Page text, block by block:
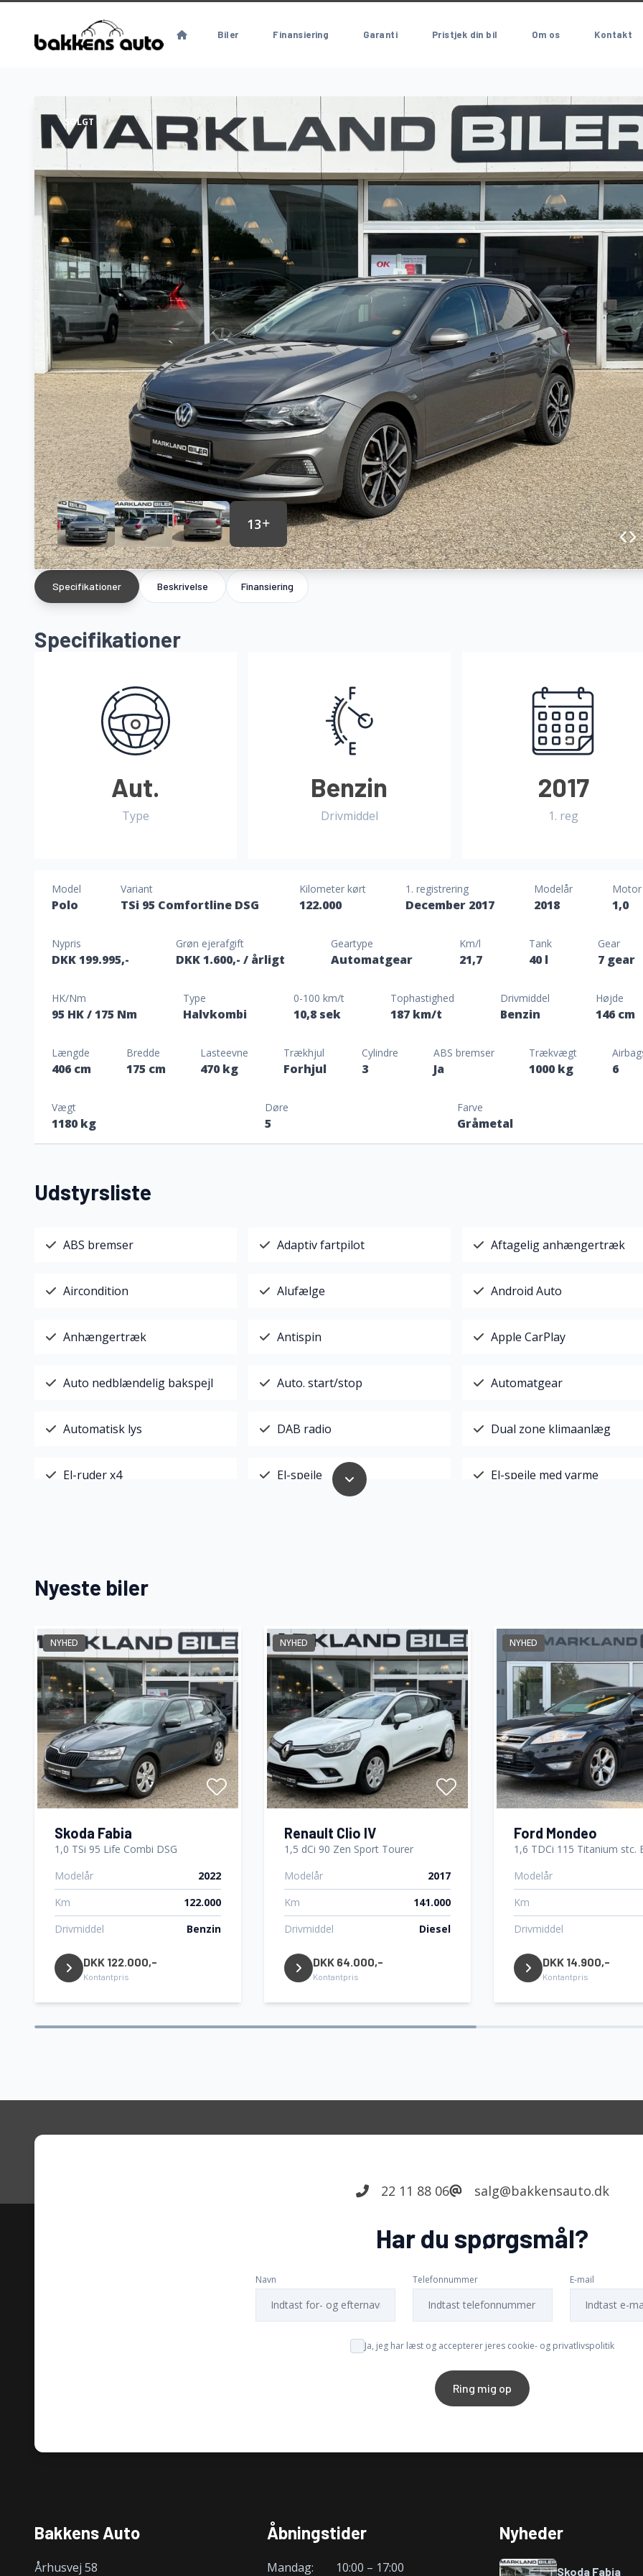
Biler Finansiering Garanti Pristjek din bil Om os Kontakt
SOLGT
13
Specifikationer Beskrivelse Finansiering
Specifikationer
Aut.
Type
Benzin
Drivmiddel
2017
1. reg
Model
Polo
Variant
TSi 95 Comfortline DSG
Kilometer kørt
122.000
1. registrering
December 2017
Modelår
2018
Motor
1,0
Nypris
DKK 199.995,-
Grøn ejerafgift
DKK 1.600,- / årligt
Geartype
Automatgear
Km/l
21,7
Tank
40 l
Gear
7 gear
HK/Nm
95 HK/ 175 Nm
Type
Halvkombi
0-100 km/t
10,8 sek
Tophastighed
187 km/t
Drivmiddel
Benzin
Højde
146 cm
Længde
406 cm
Bredde
175 cm
Lasteevne
470 kg
Trækhjul
Forhjul
Cylindre
3
ABS bremser
Ja
Trækvægt
1000 kg 6
Vægt
1180 kg
Døre
5
Farve
Gråmetal
Udstyrsliste
ABS bremser Adaptiv fartpilot Aftagelig anhængertræk
Aircondition Alufælge Android Auto
Anhængertræk Antispin Apple CarPlay
Auto nedblændelig bakspejl Auto. start/stop Automatgear
Automatisk lys DAB radio Dual zone klimaanlæg
El-ruder x4 El-spejle El-spejle med varme
bluetooth
Stofsæder Sædevarme Tonede ruder
Træthedsregistrering USB tilslutning
Nyeste biler
NYHED
Skoda Fabia
1,0 TSi 95 Life Combi DSG
Modelår
2022
Km
122.000
Drivmiddel
Benzin
DKK 122.000,-
Kontantpris
NYHED
Renault Clio IV
1,5 dCi 90 Zen Sport Tourer
Modelår
2017
Km
141.000
Drivmiddel
Diesel
DKK 64.000,-
Kontantpris
NYHED
Ford Mondeo
1,6 TDCi 115 Titanium stc.
Modelår
Km
Drivmiddel
DKK 14.900,-
Kontantpris
22 11 88 06 salg@bakkensauto.dk
Har du spørgsmål?
Navn Telefonnummer E-mail
Ja, jeg har læst og accepterer jeres cookie- og privatlivspolitik
Ring mig op
Bakkens Auto
Århusvej 58
Åbningstider
Mandag: 10:00 – 17:00
Nyheder
Skoda Fabia